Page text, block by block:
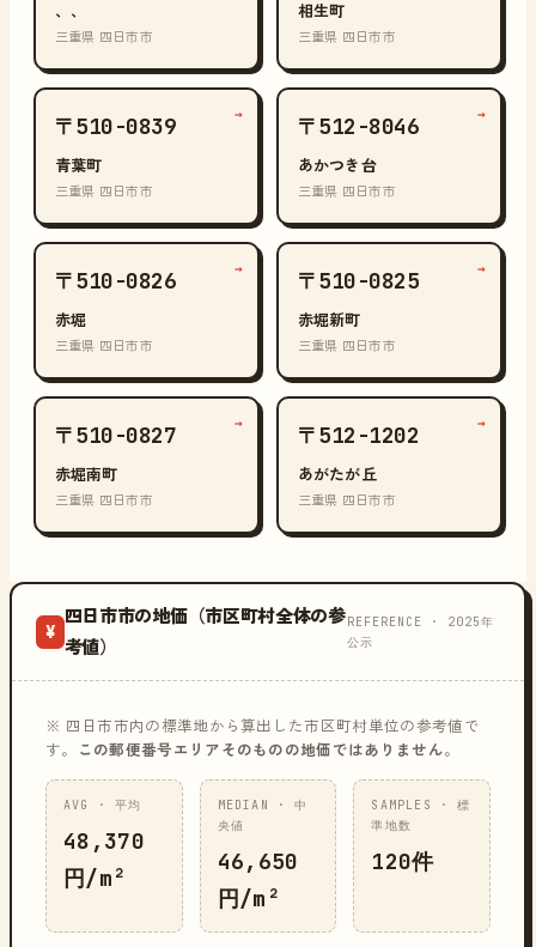
、、
三重県 四日市市
相生町
三重県 四日市市
〒510-0839
青葉町
三重県 四日市市
→ 〒512-8046
あかつき台
三重県 四日市市
→
〒510-0826
赤堀
三重県 四日市市
→ 〒510-0825
赤堀新町
三重県 四日市市
→
〒510-0827
赤堀南町
三重県 四日市市
→ 〒512-1202
あがたが丘
三重県 四日市市
→
¥
四日市市の地価（市区町村全体の参
考値）
REFERENCE · 2025年
公示
※ 四日市市内の標準地から算出した市区町村単位の参考値で
す。
この郵便番号エリアそのものの地価ではありません。
AVG · 平均
48,370
円/m²
MEDIAN · 中
央値
46,650
円/m²
SAMPLES · 標
準地数
120件